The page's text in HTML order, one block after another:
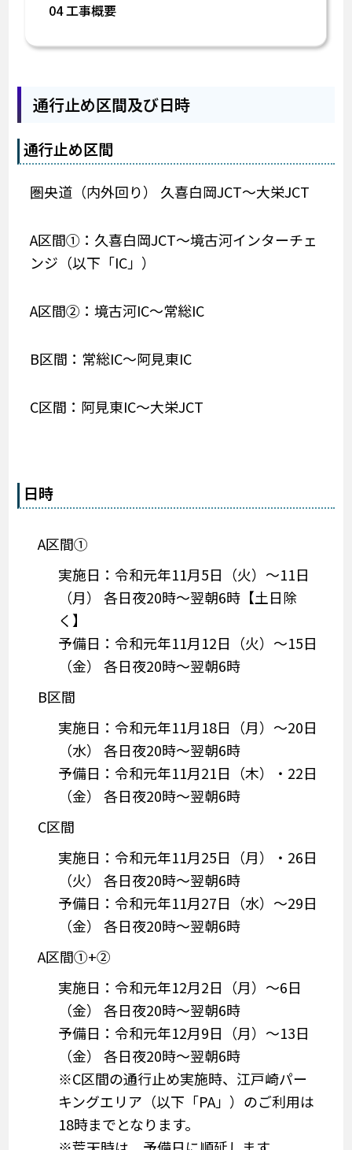
04 工事概要
通行止め区間及び日時
通行止め区間
圏央道（内外回り） 久喜白岡JCT～大栄JCT
A区間①：久喜白岡JCT～境古河インターチェ
ンジ（以下「IC」）
A区間②：境古河IC～常総IC
B区間：常総IC～阿見東IC
C区間：阿見東IC～大栄JCT
日時
A区間①
実施日：令和元年11月5日（火）～11日
（月） 各日夜20時～翌朝6時【土日除
く】
予備日：令和元年11月12日（火）～15日
（金） 各日夜20時～翌朝6時
B区間
実施日：令和元年11月18日（月）～20日
（水） 各日夜20時～翌朝6時
予備日：令和元年11月21日（木）・22日
（金） 各日夜20時～翌朝6時
C区間
実施日：令和元年11月25日（月）・26日
（火） 各日夜20時～翌朝6時
予備日：令和元年11月27日（水）～29日
（金） 各日夜20時～翌朝6時
A区間①+②
実施日：令和元年12月2日（月）～6日
（金） 各日夜20時～翌朝6時
予備日：令和元年12月9日（月）～13日
（金） 各日夜20時～翌朝6時
※C区間の通行止め実施時、江戸崎パー
キングエリア（以下「PA」）のご利用は
18時までとなります。